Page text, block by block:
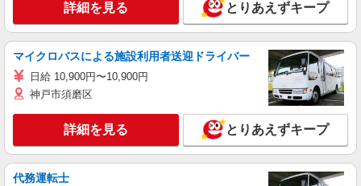
詳細を見る とりあえずキープ
マイクロバスによる施設利用者送迎ドライバー
日給 10,900円〜10,900円
神戸市須磨区
詳細を見る とりあえずキープ
代務運転士